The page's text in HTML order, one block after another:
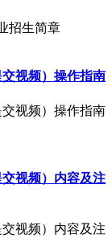
招生简章
视频）操作指南
视频）操作指南
视频）内容及注
视频）内容及注